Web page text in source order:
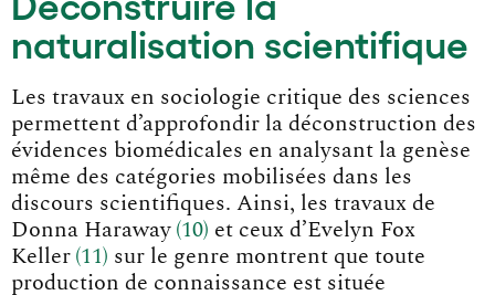
naturalisation scientifique
Les travaux en sociologie critique des sciences
permettent d’approfondir la déconstruction des
évidences biomédicales en analysant la genèse
même des catégories mobilisées dans les
discours scientifiques. Ainsi, les travaux de
Donna Haraway 10 et ceux d’Evelyn Fox
Keller 11
sur le genre montrent que toute
production de connaissance est située